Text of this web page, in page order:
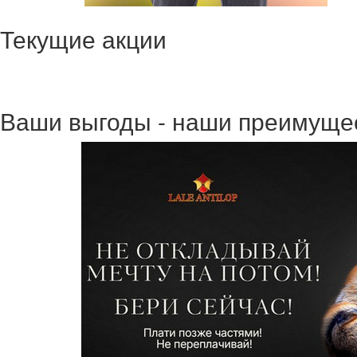
Текущие акции
Ваши выгоды - наши